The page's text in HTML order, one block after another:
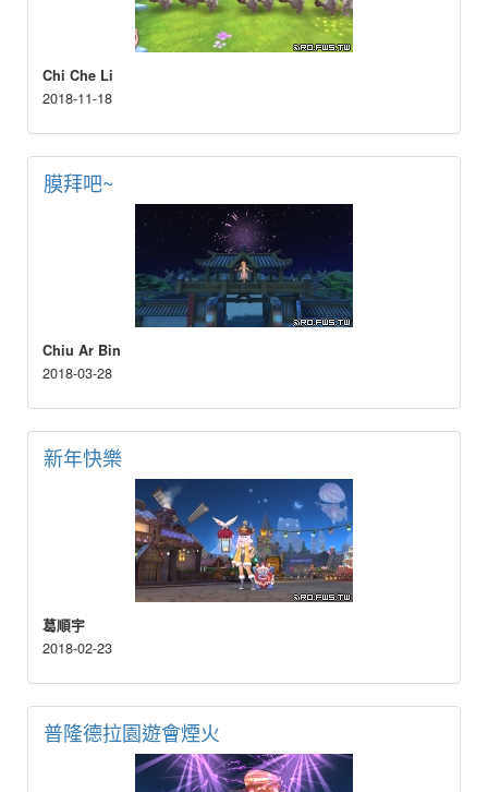
Chi Che Li
2018-11-18
膜拜吧~
Chiu Ar Bin
2018-03-28
新年快樂
葛順宇
2018-02-23
普隆德拉園遊會煙火